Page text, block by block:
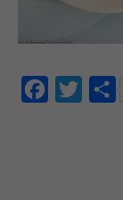
FacebookTwitter